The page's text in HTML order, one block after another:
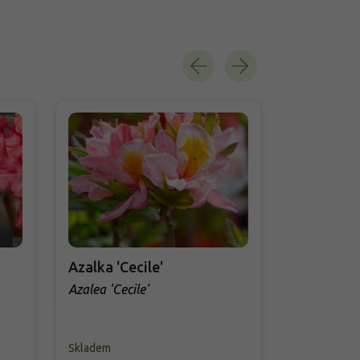
Azalka 'Cecile'
Azalea 'Cecile'
Skladem